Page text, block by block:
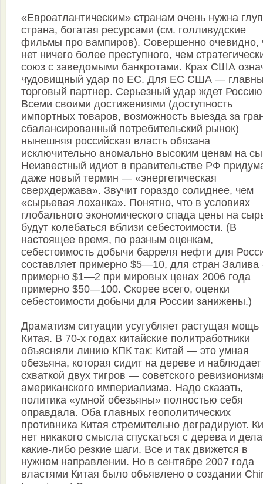
«Евроатлантическим» странам очень нужна
страна, богатая ресурсами (см. голливудские
фильмы про вампиров). Совершенно очевидно,
нет ничего более преступного, чем
союз с заведомыми банкротами. Крах США
чудовищный удар по ЕС. Для ЕС США —
торговый партнер. Серьезный удар ждет
Всеми своими достижениями (доступность
импортных товаров, возможность выезда за
сбалансированный потребительский рынок)
нынешняя российская власть обязана
исключительно аномально высоким ценам на
Неизвестный идиот в правительстве РФ
даже новый термин — «энергетическая
сверхдержава». Звучит гораздо солиднее, чем
«сырьевая лоханка». Понятно, что в условиях
глобального экономического спада цены на
будут колебаться вблизи себестоимости. (В
настоящее время, по разным оценкам,
себестоимость добычи барреля нефти для
составляет примерно $5—10, для стран
примерно $1—2 при мировых ценах 2006 года
примерно $50—100. Скорее всего, оценки
себестоимости добычи для России занижены.)
Драматизм ситуации усугубляет растущая мощь
Китая. В 70-х годах китайские политработники
объясняли линию КПК так: Китай — это умная
обезьяна, которая сидит на дереве и наблюдает
схваткой двух тигров — советского
американского империализма. Надо сказать,
политика «умной обезьяны» полностью себя
оправдала. Оба главных геополитических
противника Китая стремительно деградируют.
нет никакого смысла спускаться с дерева и
какие-либо резкие шаги. Все и так движется в
нужном направлении. Но в сентябре 2007 года
властями Китая было объявлено о создании